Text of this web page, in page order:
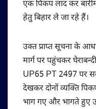
एक पिकप लाद कर
हेतु बिहार ले जा रहे हैं।
उक्त प्राप्त सूचना के
मार्ग पर पहुंचकर
UP65 PT 2497 पर
देखकर दोनों व्यक्ति
भाग गए और भागते हुए